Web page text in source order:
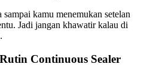
kamu menemukan setelan
Jadi jangan khawatir kalau di
Continuous Sealer